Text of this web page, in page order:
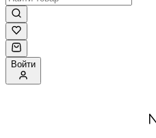
Войти